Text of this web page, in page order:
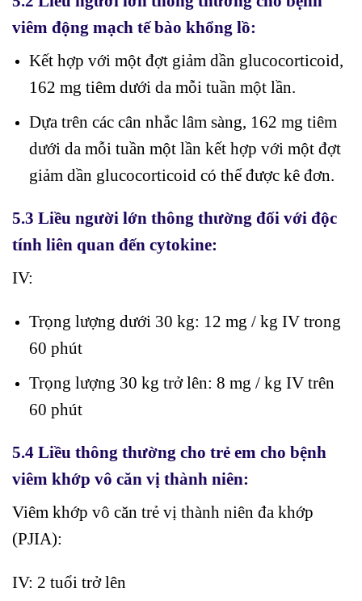
viêm động mạch tế bào khổng lồ:
Kết hợp với một đợt giảm dần glucocorticoid,
162 mg tiêm dưới da mỗi tuần một lần.
Dựa trên các cân nhắc lâm sàng, 162 mg tiêm
dưới da mỗi tuần một lần kết hợp với một đợt
giảm dần glucocorticoid có thể được kê đơn.
5.3 Liều người lớn thông thường đối với độc
tính liên quan đến cytokine:
IV:
Trọng lượng dưới 30 kg: 12 mg / kg IV trong
60 phút
Trọng lượng 30 kg trở lên: 8 mg / kg IV trên
60 phút
5.4 Liều thông thường cho trẻ em cho bệnh
viêm khớp vô căn vị thành niên:
Viêm khớp vô căn trẻ vị thành niên đa khớp
(PJIA):
IV: 2 tuổi trở lên